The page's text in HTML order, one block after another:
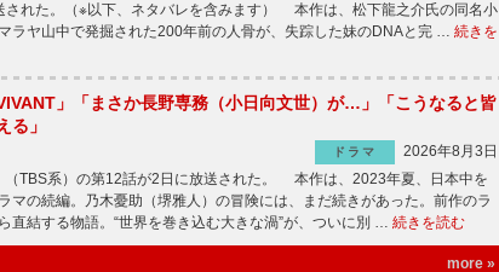
された。（※以下、ネタバレを含みます） 本作は、松下龍之介氏の同名小
ラヤ山中で発掘された200年前の人骨が、失踪した妹のDNAと完 … 続きを
」「まさか長野専務（小日向文世）が…」「こうなると皆
る」
ドラマ
2026年8月3日
TBS系）の第12話が2日に放送された。 本作は、2023年夏、日本中を
マの続編。乃木憂助（堺雅人）の冒険には、まだ続きがあった。前作のラ
直結する物語。“世界を巻き込む大きな渦”が、ついに別 … 続きを読む
more »